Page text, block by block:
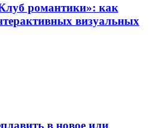
романтики»: как
визуальных
в новое или